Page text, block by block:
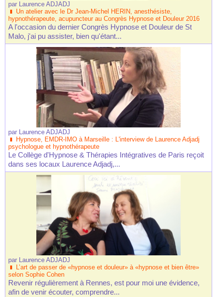
par Laurence ADJADJ
Un atelier avec le Dr Jean-Michel HERIN, anesthésiste,
hypnothérapeute, acupuncteur au Congrès Hypnose et Douleur 2016
A l'occasion du dernier Congrès Hypnose et Douleur de St
Malo, j'ai pu assister, bien qu'étant...
par Laurence ADJADJ
Hypnose, EMDR-IMO à Marseille : L'interview de Laurence Adjadj
psychologue et hypnothérapeute
Le Collège d'Hypnose & Thérapies Intégratives de Paris reçoit
dans ses locaux Laurence Adjadj,...
par Laurence ADJADJ
L’art de passer de «hypnose et douleur» à «hypnose et bien être»
selon Sophie Cohen
Revenir régulièrement à Rennes, est pour moi une évidence,
afin de venir écouter, comprendre...